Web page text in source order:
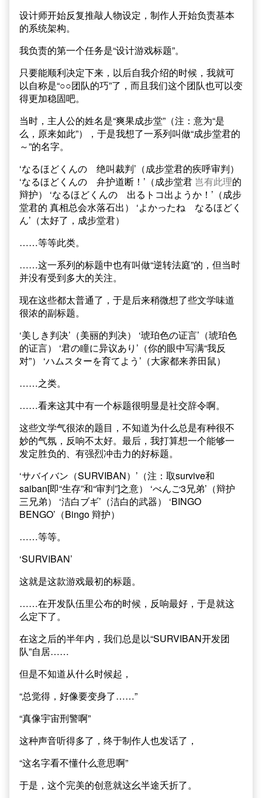
设计师开始反复推敲人物设定，制作人开始负责基本
的系统架构。
我负责的第一个任务是“设计游戏标题”。
只要能顺利决定下来，以后自我介绍的时候，我就可
以自称是“○○团队的巧”了，而且我们这个团队也可以变
得更加稳固吧。
当时，主人公的姓名是“爽果成步堂”（注：意为“是
么，原来如此”），于是我想了一系列叫做“成步堂君的
～”的名字。
‘なるほどくんの 绝叫裁判’（成步堂君的疾呼审判）
‘なるほどくんの 弁护道断！’（成步堂君 岂有此理的
辩护） ‘なるほどくんの 出るトコ出ようか！’（成步
堂君的 真相总会水落石出） ‘よかったね なるほどく
ん’（太好了，成步堂君）
……等等此类。
……这一系列的标题中也有叫做“逆转法庭”的，但当时
并没有受到多大的关注。
现在这些都太普通了，于是后来稍微想了些文学味道
很浓的副标题。
‘美しき判决’（美丽的判决） ‘琥珀色の证言’（琥珀色
的证言） ‘君の瞳に异议あり’（你的眼中写满“我反
对”） ‘ハムスターを育てよう’（大家都来养田鼠）
……之类。
……看来这其中有一个标题很明显是社交辞令啊。
这些文学气很浓的题目，不知道为什么总是有种很不
妙的气氛，反响不太好。最后，我打算想一个能够一
发定胜负的、有强烈冲击力的好标题。
‘サバイバン（SURVIBAN）’（注：取survive和
saiban[即“生存”和“审判”]之意） ‘べんご3兄弟’（辩护
三兄弟） ‘洁白ブギ’（洁白的武器） ‘BINGO
BENGO’（Bingo 辩护）
……等等。
‘SURVIBAN’
这就是这款游戏最初的标题。
……在开发队伍里公布的时候，反响最好，于是就这
么定下了。
在这之后的半年内，我们总是以“SURVIBAN开发团
队”自居……
但是不知道从什么时候起，
“总觉得，好像要变身了……”
“真像宇宙刑警啊”
这种声音听得多了，终于制作人也发话了，
“这名字看不懂什么意思啊”
于是，这个完美的创意就这幺半途夭折了。